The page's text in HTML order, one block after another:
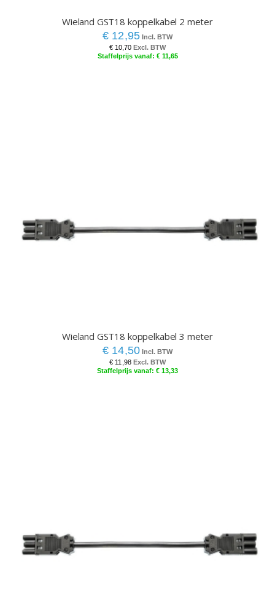
Wieland GST18 koppelkabel 2 meter
€ 12,95
€ 10,70
€ 11,65
Wieland GST18 koppelkabel 3 meter
€ 14,50
€ 11,98
€ 13,33